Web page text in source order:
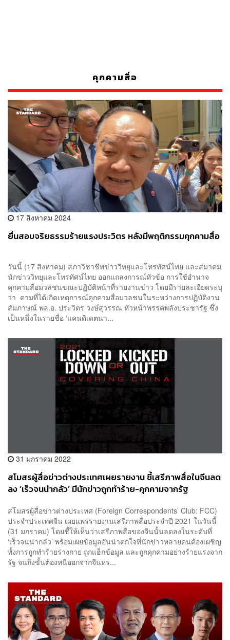
คุกคามสื่อ
17 สิงหาคม 2024
ยื่นสอบจริยธรรมร้ายแรงประวิตร หลังมีพฤติกรรมคุกคามสื่อ
วันนี้ (17 สิงหาคม) สภาวิชาชีพข่าววิทยุและโทรทัศน์ไทย และสมาคม
นักข่าววิทยุและโทรทัศน์ไทย ออกแถลงการณ์หัวข้อ การใช้อำนาจ
คุกคามสื่อมวลชนขณะปฏิบัติหน้าที่รายงานข่าว โดยมีรายละเอียดระบุ
ว่า ​ตามที่ได้เกิดเหตุการณ์คุกคามสื่อมวลชนในระหว่างการปฏิบัติงาน
สัมภาษณ์ พล.อ. ประวิตร วงษ์สุวรรณ หัวหน้าพรรคพลังประชารัฐ ซึ่ง
เป็นหนึ่งในรายชื่อ ‘แคนดิเดตนา...
31 มกราคม 2022
สโมสรผู้สื่อข่าวต่างประเทศเผยรายงาน ชี้เสรีภาพสื่อในจีนลด
ลง ‘เร็วจนน่ากลัว’ มีนักข่าวถูกทำร้าย-คุกคามจากรัฐ
สโมสรผู้สื่อข่าวต่างประเทศ (Foreign Correspondents’ Club: FCC)
ประจำประเทศจีน เผยแพร่รายงานเสรีภาพสื่อประจำปี 2021 ในวันนี้
(31 มกราคม) โดยชี้ให้เห็นว่าเสรีภาพสื่อของจีนนั้นลดลงในระดับที่
‘เร็วจนน่ากลัว’ พร้อมเผยข้อมูลอันน่าตกใจที่นักข่าวหลายคนต้องเผชิญ
ทั้งการถูกทำร้ายร่างกาย ถูกแฮ็กข้อมูล และถูกคุกคามอย่างร้ายแรงจาก
รัฐ จนถึงขั้นต้องหนีออกจากจีนหร...